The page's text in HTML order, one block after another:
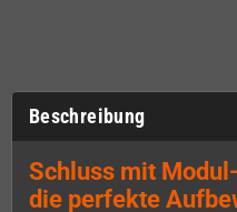
Beschreibung
Schluss mit
die perfekte